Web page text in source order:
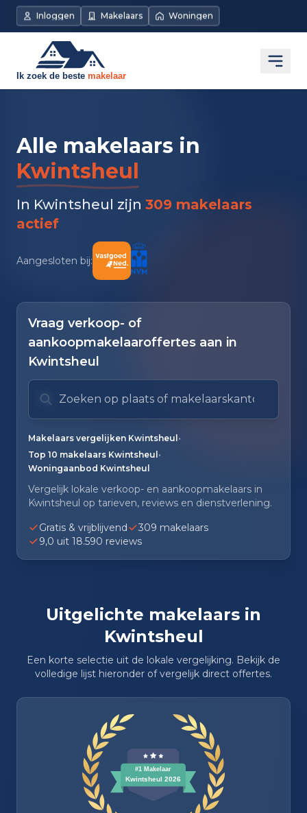
Inloggen Makelaars Woningen
Alle makelaars in
Kwintsheul
In Kwintsheul zijn 309 makelaars
actief
Aangesloten bij:
Vraag verkoop- of
aankoopmakelaaroffertes aan in
Kwintsheul
Zoek op plaats of makelaarskantoor
Typ om te zoeken. Gebruik pijl omlaag en pijl
Makelaars vergelijken Kwintsheul•
Top 10 makelaars Kwintsheul•
Woningaanbod Kwintsheul
Vergelijk lokale verkoop- en aankoopmakelaars in
Kwintsheul op tarieven, reviews en dienstverlening.
Gratis & vrijblijvend
309 makelaars
9,0 uit 18.590 reviews
Uitgelichte makelaars in
Kwintsheul
Een korte selectie uit de lokale vergelijking. Bekijk de
volledige lijst hieronder of vergelijk direct offertes.